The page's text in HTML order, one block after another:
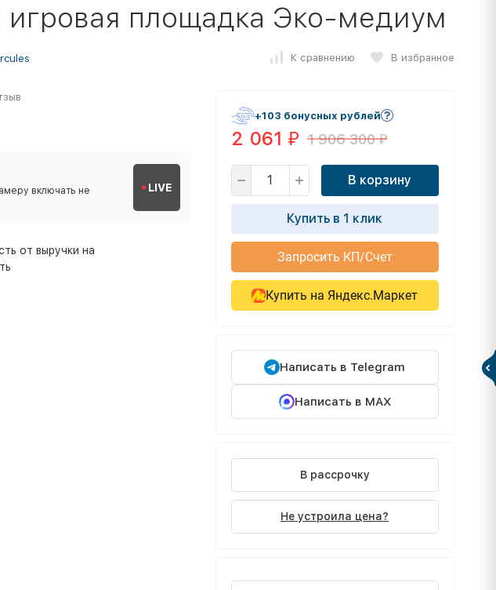
игровая площадка Эко-медиум
К сравнению В избранное
включать не
LIVE
от выручки на
+103 бонусных рублей
2 061 ₽ 1 906 300₽
В корзину
Купить в 1 клик
Запросить КП/Счет
Купить на Яндекс.Маркет
Написать в Telegram
Написать в MAX
В рассрочку
Не устроила цена?